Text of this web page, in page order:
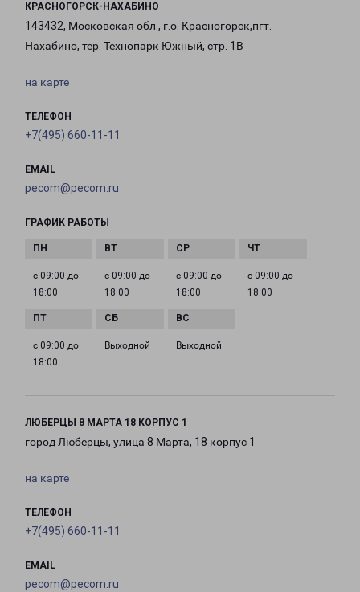
КРАСНОГОРСК-НАХАБИНО
143432, Московская обл., г.о. Красногорск,пгт.
Нахабино, тер. Технопарк Южный, стр. 1В
на карте
ТЕЛЕФОН
+7(495) 660-11-11
EMAIL
pecom@pecom.ru
ГРАФИК РАБОТЫ
с 09:00 до
18:00
с 09:00 до
18:00
с 09:00 до
18:00
с 09:00 до
18:00
с 09:00 до
18:00
Выходной Выходной
ЛЮБЕРЦЫ 8 МАРТА 18 КОРПУС 1
город Люберцы, улица 8 Марта, 18 корпус 1
на карте
ТЕЛЕФОН
+7(495) 660-11-11
EMAIL
pecom@pecom.ru